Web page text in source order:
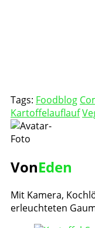
Tags: Foodblog
Kartoffelauflauf
VonEden
Mit Kamera,
erleuchteten